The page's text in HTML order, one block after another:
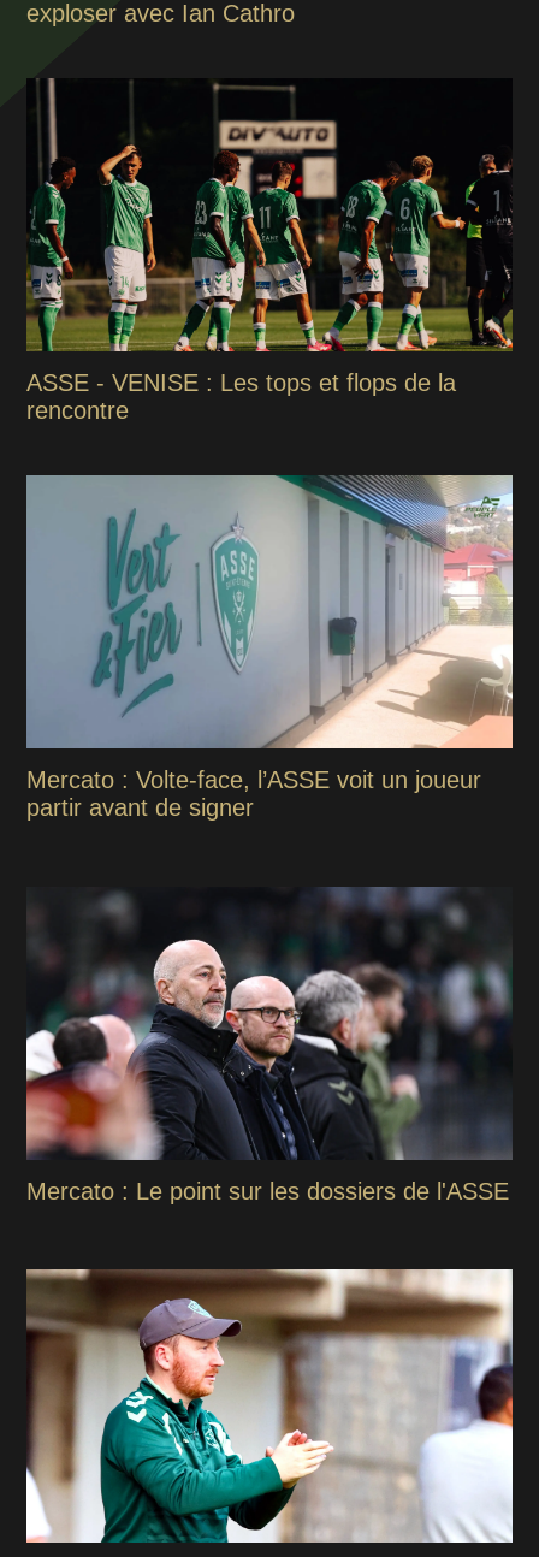
exploser avec Ian Cathro
ASSE - VENISE : Les tops et flops de la
rencontre
Mercato : Volte-face, l’ASSE voit un joueur
partir avant de signer
Mercato : Le point sur les dossiers de l'ASSE